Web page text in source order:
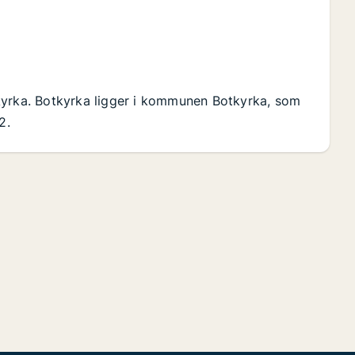
Botkyrka ligger i kommunen Botkyrka, som